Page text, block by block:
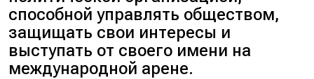
способной управлять обществом,
защищать свои интересы и
выступать от своего имени на
международной арене.